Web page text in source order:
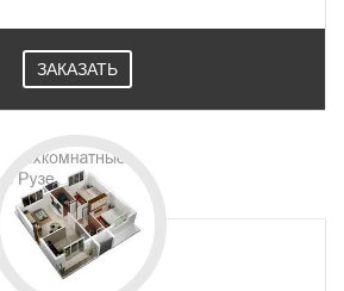
ЗАКАЗАТЬ